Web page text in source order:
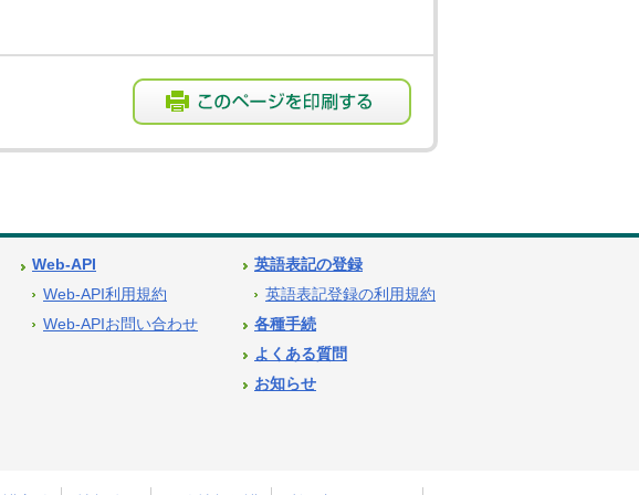
Web-API
Web-API利用規約
Web-APIお問い合わせ
英語表記の登録
英語表記登録の利用規約
各種手続
よくある質問
お知らせ